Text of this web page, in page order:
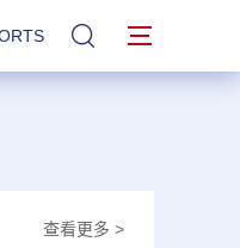
站內搜索
查看更多 >